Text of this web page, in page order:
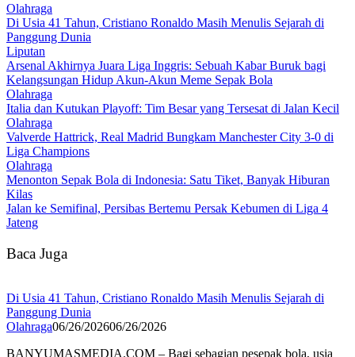
Olahraga
Di Usia 41 Tahun, Cristiano Ronaldo Masih Menulis Sejarah di
Panggung Dunia
Liputan
Arsenal Akhirnya Juara Liga Inggris: Sebuah Kabar Buruk bagi
Kelangsungan Hidup Akun-Akun Meme Sepak Bola
Olahraga
Italia dan Kutukan Playoff: Tim Besar yang Tersesat di Jalan Kecil
Olahraga
Valverde Hattrick, Real Madrid Bungkam Manchester City 3-0 di
Liga Champions
Olahraga
Menonton Sepak Bola di Indonesia: Satu Tiket, Banyak Hiburan
Kilas
Jalan ke Semifinal, Persibas Bertemu Persak Kebumen di Liga 4
Jateng
Baca Juga
Di Usia 41 Tahun, Cristiano Ronaldo Masih Menulis Sejarah di
Panggung Dunia
Olahraga06/26/202606/26/2026
BANYUMASMEDIA.COM – Bagi sebagian pesepak bola, usia